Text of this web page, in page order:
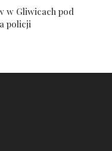
w Gliwicach pod
policji